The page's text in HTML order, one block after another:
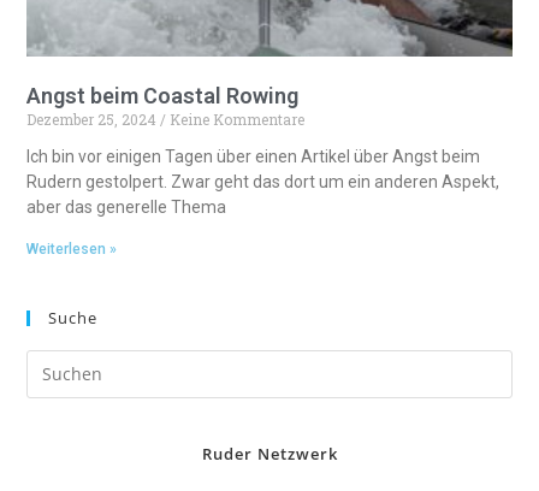
Angst beim Coastal Rowing
Dezember 25, 2024
Keine Kommentare
Ich bin vor einigen Tagen über einen Artikel über Angst beim
Rudern gestolpert. Zwar geht das dort um ein anderen Aspekt,
aber das generelle Thema
Weiterlesen »
Suche
Ruder Netzwerk